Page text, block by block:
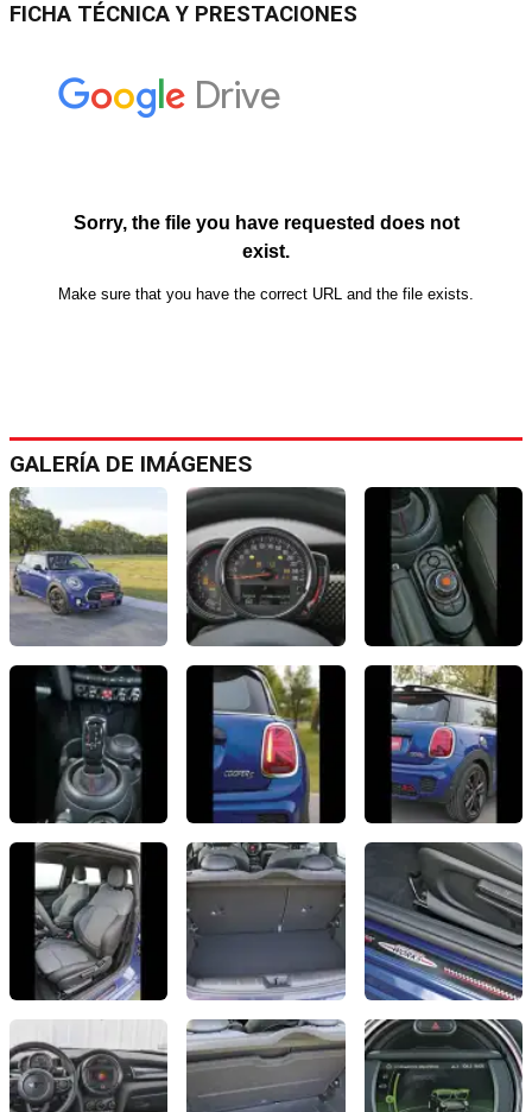
FICHA TÉCNICA Y PRESTACIONES
GALERÍA DE IMÁGENES